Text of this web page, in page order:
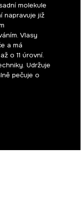
molekule
napravuje již
Vlasy
a má
o 11 úrovní.
Udržuje
pečuje o